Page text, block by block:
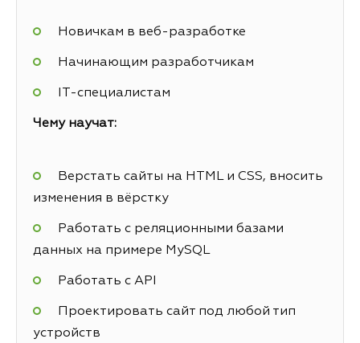
Новичкам в веб-разработке
Начинающим разработчикам
IT-специалистам
Чему научат:
Верстать сайты на HTML и CSS, вносить
изменения в вёрстку
Работать с реляционными базами
данных на примере MySQL
Работать с API
Проектировать сайт под любой тип
устройств